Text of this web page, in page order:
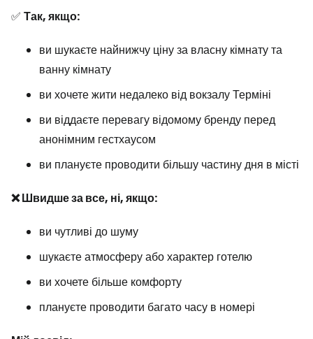
✅ Так, якщо:
ви шукаєте найнижчу ціну за власну кімнату та
ванну кімнату
ви хочете жити недалеко від вокзалу Терміні
ви віддаєте перевагу відомому бренду перед
анонімним гестхаусом
ви плануєте проводити більшу частину дня в місті
❌ Швидше за все, ні, якщо:
ви чутливі до шуму
шукаєте атмосферу або характер готелю
ви хочете більше комфорту
плануєте проводити багато часу в номері